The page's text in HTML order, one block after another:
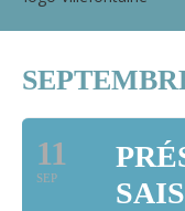
11
SEP